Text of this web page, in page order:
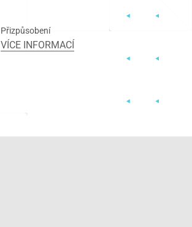
Přizpůsobení
VÍCE INFORMACÍ